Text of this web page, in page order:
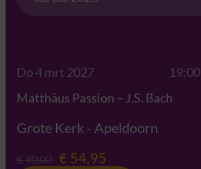
Do 4 mrt 2027
19:00
Matthäus Passion – J.S. Bach
Grote Kerk - Apeldoorn
€ 90,00 € 54,95